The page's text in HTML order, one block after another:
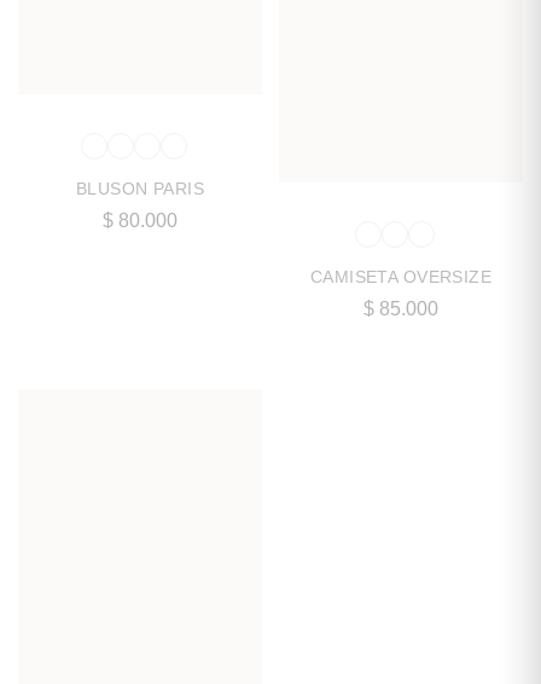
BLUSON PARIS
$ 80.000
CAMISETA OVERSIZE
$ 85.000